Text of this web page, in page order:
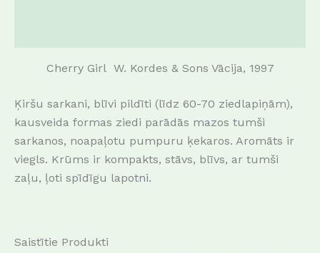
Cherry Girl W. Kordes & Sons Vācija, 1997
Ķiršu sarkani, blīvi pildīti (līdz 60-70 ziedlapiņām),
kausveida formas ziedi parādās mazos tumši
sarkanos, noapaļotu pumpuru ķekaros. Aromāts ir
viegls. Krūms ir kompakts, stāvs, blīvs, ar tumši
zaļu, ļoti spīdīgu lapotni.
Saistītie Produkti